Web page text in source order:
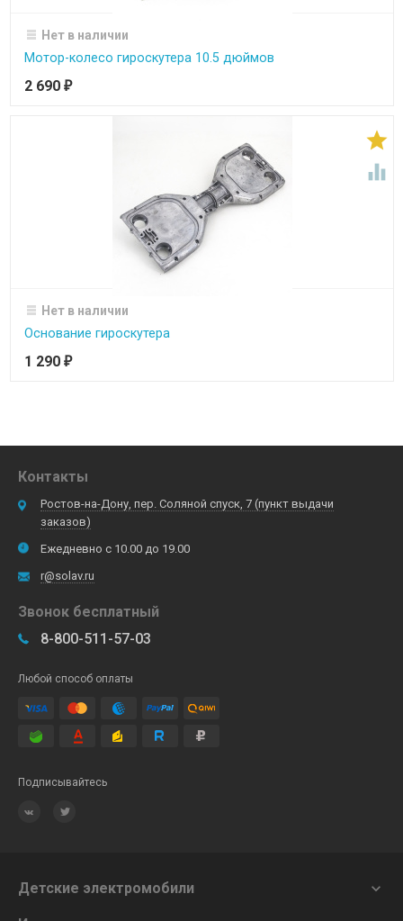
Нет в наличии
Мотор-колесо гироскутера 10.5 дюймов
2 690 ₽


Нет в наличии
Основание гироскутера
1 290 ₽
Контакты
Ростов-на-Дону, пер. Соляной спуск, 7 (пункт выдачи
заказов)
Ежедневно с 10.00 до 19.00
r@solav.ru
Звонок бесплатный
8-800-511-57-03
Любой способ оплаты
Подписывайтесь
Детские электромобили 